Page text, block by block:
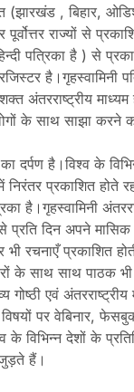
(झारखंड , बिहार,
राज्यों से
पत्रिका है ) से
है।गृहस्वामिनी
अंतरराष्ट्रीय
के साथ साझा करने
दर्पण है।विश्व के
में निरंतर प्रकाशित होते
है।गृहस्वामिनी
प्रति दिन अपने
भी रचनाएँ प्रकाशित
के साथ साथ पाठक
गोष्ठी एवं
पर वेबिनार,
के विभिन्न देशों के
हैं।